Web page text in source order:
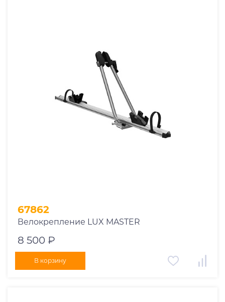
67862
Велокрепление LUX MASTER
8 500 ₽
В корзину